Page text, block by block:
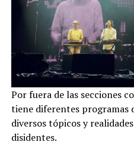
Por fuera de las secciones
tiene diferentes programas
diversos tópicos y
disidentes.